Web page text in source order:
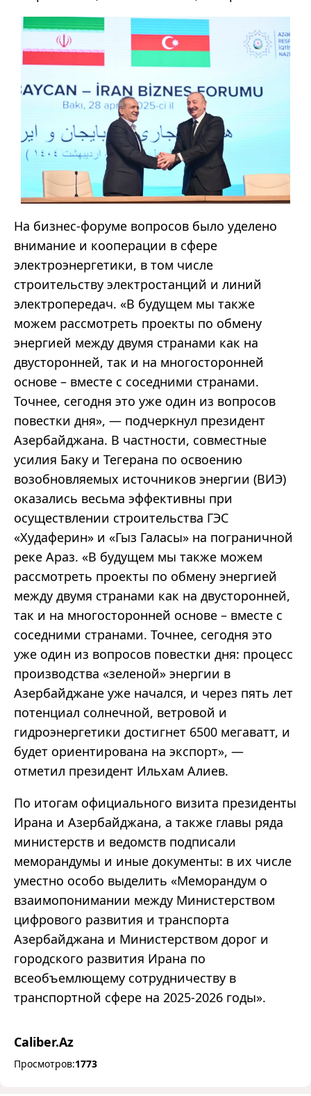
На бизнес-форуме вопросов было уделено
внимание и кооперации в сфере
электроэнергетики, в том числе
строительству электростанций и линий
электропередач. «В будущем мы также
можем рассмотреть проекты по обмену
энергией между двумя странами как на
двусторонней, так и на многосторонней
основе – вместе с соседними странами.
Точнее, сегодня это уже один из вопросов
повестки дня», — подчеркнул президент
Азербайджана. В частности, совместные
усилия Баку и Тегерана по освоению
возобновляемых источников энергии (ВИЭ)
оказались весьма эффективны при
осуществлении строительства ГЭС
«Худаферин» и «Гыз Галасы» на пограничной
реке Араз. «В будущем мы также можем
рассмотреть проекты по обмену энергией
между двумя странами как на двусторонней,
так и на многосторонней основе – вместе с
соседними странами. Точнее, сегодня это
уже один из вопросов повестки дня: процесс
производства «зеленой» энергии в
Азербайджане уже начался, и через пять лет
потенциал солнечной, ветровой и
гидроэнергетики достигнет 6500 мегаватт, и
будет ориентирована на экспорт», —
отметил президент Ильхам Алиев.
По итогам официального визита президенты
Ирана и Азербайджана, а также главы ряда
министерств и ведомств подписали
меморандумы и иные документы: в их числе
уместно особо выделить «Меморандум о
взаимопонимании между Министерством
цифрового развития и транспорта
Азербайджана и Министерством дорог и
городского развития Ирана по
всеобъемлющему сотрудничеству в
транспортной сфере на 2025-2026 годы».
Caliber.Az
Просмотров:1773